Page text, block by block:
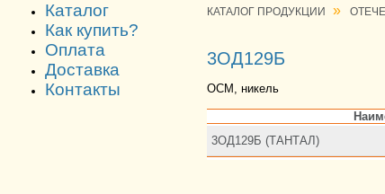
Каталог
Как купить?
Оплата
Доставка
Контакты
КАТАЛОГ ПРОДУКЦИИ »
3ОД129Б
ОСМ, никель
3ОД129Б (ТАНТАЛ)